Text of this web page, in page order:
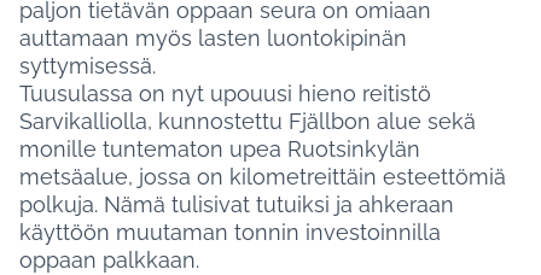
paljon tietävän oppaan seura on omiaan
auttamaan myös lasten luontokipinän
syttymisessä.
Tuusulassa on nyt upouusi hieno reitistö
Sarvikalliolla, kunnostettu Fjällbon alue sekä
monille tuntematon upea Ruotsinkylän
metsäalue, jossa on kilometreittäin esteettömiä
polkuja. Nämä tulisivat tutuiksi ja ahkeraan
käyttöön muutaman tonnin investoinnilla
oppaan palkkaan.